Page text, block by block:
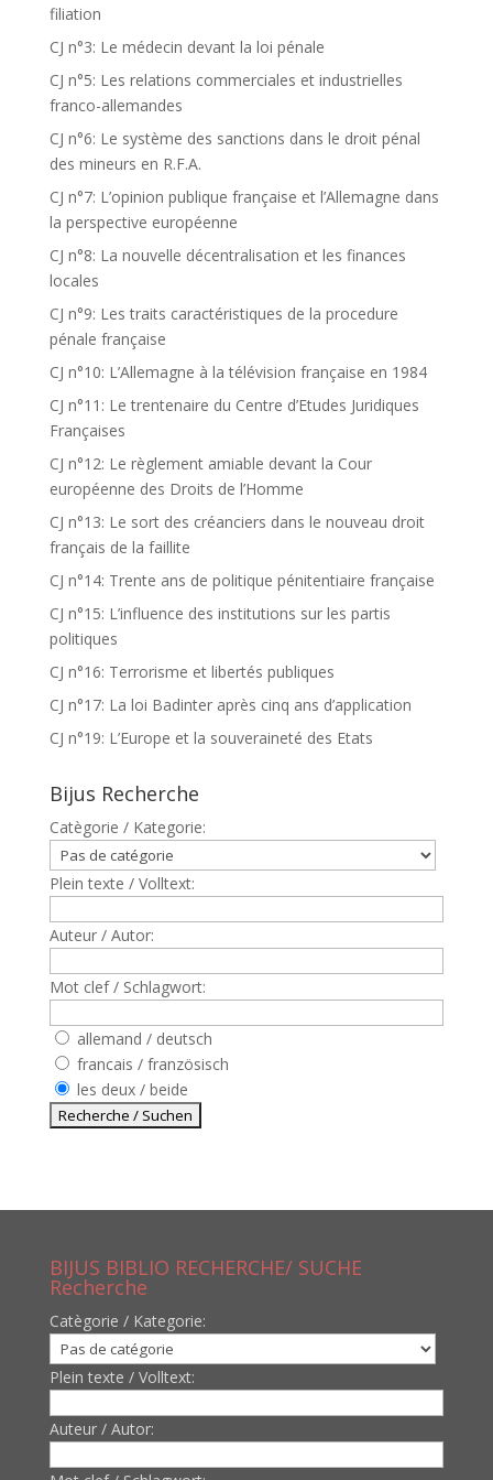
filiation
CJ n°3: Le médecin devant la loi pénale
CJ n°5: Les relations commerciales et industrielles
franco-allemandes
CJ n°6: Le système des sanctions dans le droit pénal
des mineurs en R.F.A.
CJ n°7: L’opinion publique française et l’Allemagne dans
la perspective européenne
CJ n°8: La nouvelle décentralisation et les finances
locales
CJ n°9: Les traits caractéristiques de la procedure
pénale française
CJ n°10: L’Allemagne à la télévision française en 1984
CJ n°11: Le trentenaire du Centre d’Etudes Juridiques
Françaises
CJ n°12: Le règlement amiable devant la Cour
européenne des Droits de l’Homme
CJ n°13: Le sort des créanciers dans le nouveau droit
français de la faillite
CJ n°14: Trente ans de politique pénitentiaire française
CJ n°15: L’influence des institutions sur les partis
politiques
CJ n°16: Terrorisme et libertés publiques
CJ n°17: La loi Badinter après cinq ans d’application
CJ n°19: L’Europe et la souveraineté des Etats
Bijus Recherche
Catègorie / Kategorie:
Plein texte / Volltext:
Auteur / Autor:
Mot clef / Schlagwort:
allemand / deutsch
francais / französisch
les deux / beide
BIJUS BIBLIO RECHERCHE/ SUCHE
Recherche
Catègorie / Kategorie:
Plein texte / Volltext:
Auteur / Autor: